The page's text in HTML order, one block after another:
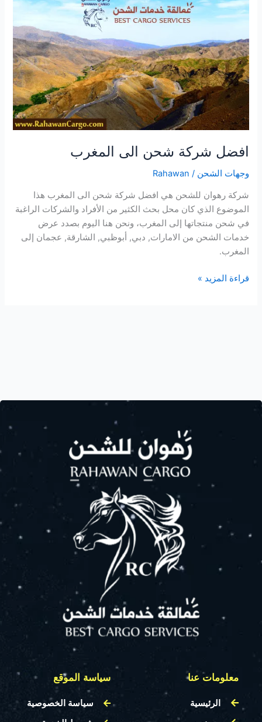
افضل شركة شحن الى المغرب
وجهات الشحن /
Rahawan
شركة رهوان للشحن هي افضل شركة شحن الى المغرب هذا
الموضوع الذي كان محل بحث الكثير من الأفراد والشركات الراغبة
في شحن منتجاتها إلى المغرب، ونحن هنا اليوم بصدد عرض
خدمات الشحن من الامارات, دبي, أبوظبي, الشارقة, عجمان إلى
المغرب.
شحن
قراءة المزيد »
معلومات عنا
الرئيسية
سياسة الموقع
سياسة الخصوصية